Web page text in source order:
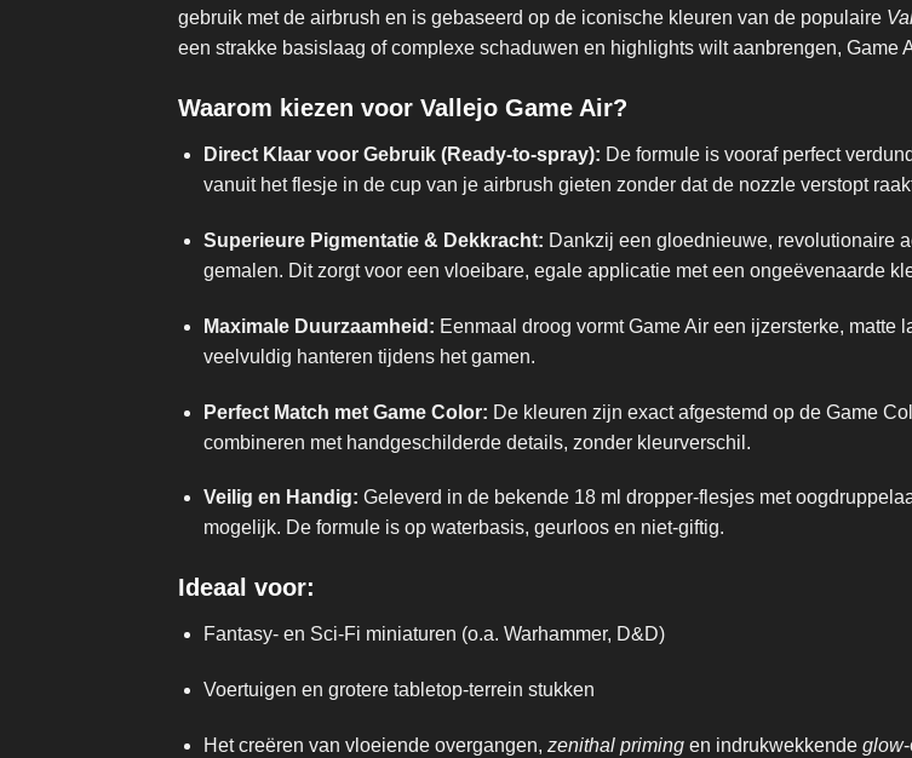
gebruik met de airbrush en is gebaseerd op de iconische kleuren van de populaire
een strakke basislaag of complexe schaduwen en highlights wilt aanbrengen, Game
Waarom kiezen voor Vallejo Game Air?
Direct Klaar voor Gebruik (Ready-to-spray): De formule is vooraf perfect
vanuit het flesje in de cup van je airbrush gieten zonder dat de nozzle verstopt
Superieure Pigmentatie & Dekkracht: Dankzij een gloednieuwe, revolutionaire
gemalen. Dit zorgt voor een vloeibare, egale applicatie met een ongeëvenaarde
Maximale Duurzaamheid: Eenmaal droog vormt Game Air een ijzersterke,
veelvuldig hanteren tijdens het gamen.
Perfect Match met Game Color: De kleuren zijn exact afgestemd op de Game
combineren met handgeschilderde details, zonder kleurverschil.
Veilig en Handig: Geleverd in de bekende 18 ml dropper-flesjes met
mogelijk. De formule is op waterbasis, geurloos en niet-giftig.
Ideaal voor:
Fantasy- en Sci-Fi miniaturen (o.a. Warhammer, D&D)
Voertuigen en grotere tabletop-terrein stukken
Het creëren van vloeiende overgangen, zenithal primingen indrukwekkende glow